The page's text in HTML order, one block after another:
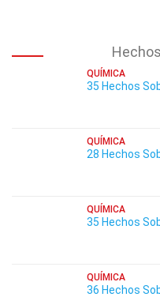
QUÍMICA
35 Hechos
QUÍMICA
28 Hechos
QUÍMICA
35 Hechos
QUÍMICA
36 Hechos